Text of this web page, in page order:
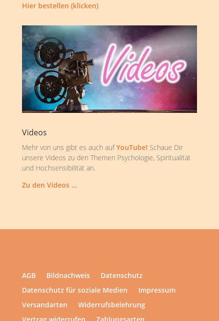
Hier bestellen (klicken)
Videos
Mehr von uns gibt es auch aufYouTube! Schaue Dir
unsere Videos zu den Themen Psychologie, Spiritualität
und Hochsensibilität an.
Zu den Videos …
AGB Bildnachweis
Datenschutz
Datenschutz für soziale Medien
Impressum
Versandarten
Widerrufsbelehrung